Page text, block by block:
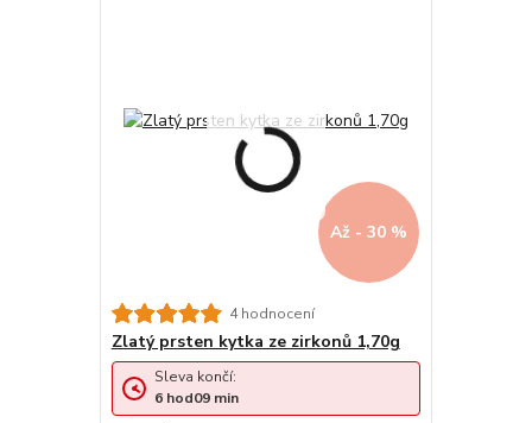
Až - 30 %
4 hodnocení
Zlatý prsten kytka ze zirkonů 1,70g
Sleva končí:
6 hod09 min